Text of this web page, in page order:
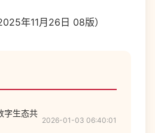
年11月26日 08版）
字生态共
2026-01-03 06:40:01